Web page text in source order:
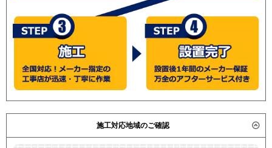
施工対応地域のご確認